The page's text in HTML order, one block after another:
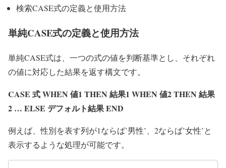
検索CASE式の定義と使用方法
単純CASE式の定義と使用方法
単純CASE式は、一つの式の値を判断基準とし、それぞれ
の値に対応した結果を返す構文です。
CASE 式 WHEN 値1 THEN 結果1 WHEN 値2 THEN 結果
2 … ELSE デフォルト結果 END
例えば、性別を表す列が1ならば’男性’、2ならば’女性’と
表示するような処理が可能です。